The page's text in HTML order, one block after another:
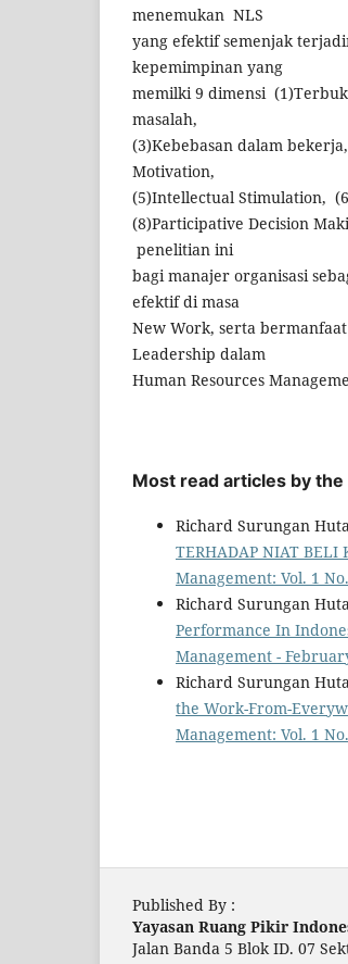
menemukan NLS
yang efektif semenjak
kepemimpinan yang
memilki 9 dimensi
masalah,
(3)Kebebasan dalam
Motivation,
(5)Intellectual Stimulation,
(8)Participative Decision
penelitian ini
bagi manajer organisasi
efektif di masa
New Work, serta
Leadership dalam
Human Resources
Most read articles by
Richard Surungan
TERHADAP NIAT BELI
Management: Vol. 1
Richard Surungan
Performance In
Management -
Richard Surungan
the Work-From-
Management: Vol. 1
Published By :
Yayasan Ruang Pikir
Jalan Banda 5 Blok ID. 07